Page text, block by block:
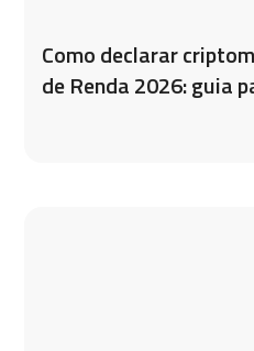
Como declarar
de Renda 2026: guia